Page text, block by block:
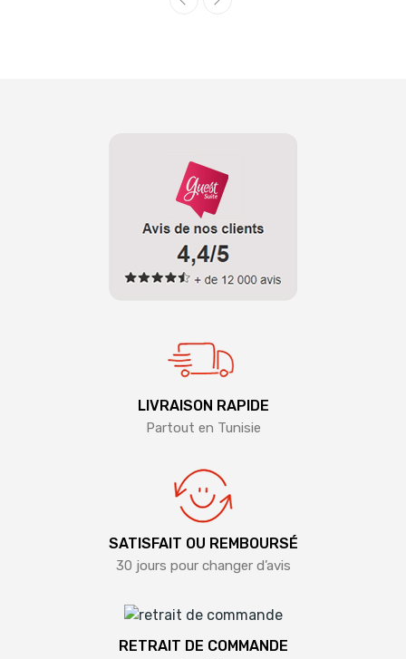
LIVRAISON RAPIDE
Partout en Tunisie
SATISFAIT OU REMBOURSÉ
30 jours pour changer d’avis
RETRAIT DE COMMANDE